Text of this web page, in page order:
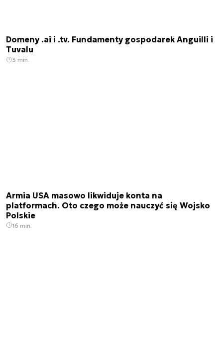
Domeny .ai i .tv. Fundamenty gospodarek Anguilli i
Tuvalu
3 min.
Armia USA masowo likwiduje konta na
platformach. Oto czego może nauczyć się Wojsko
Polskie
16 min.